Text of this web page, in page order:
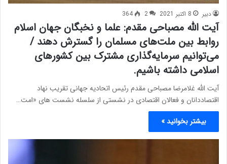
دبیر 8 اکتبر 2021 2
364
آیت الله مصباحی مقدم: علما و نخبگان جهان اسلام
روابط بین ملت‌های مسلمان را گسترش دهند /
می‌توانیم سرمایه‌گذاری مشترک بین کشورهای
اسلامی داشته باشیم.
آیت الله غلامرضا مصباحی مقدم رئیس اتحادیه جهانی تقریب نهاد
اقتصاددانان و فعالان اقتصادی در نشستی از سلسله نشست های «امت…
بیشتر بخوانید »